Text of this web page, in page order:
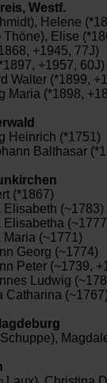
Westf.
Helene
Thöne), Elise
+1945, 77J)
+1957, 60J)
Walter (*1899,
Maria (*1898,
Heinrich (*1751)
Balthasar
(*1867)
Elisabeth (~1783)
Elisabetha
Maria (~1771)
Georg (~1774)
Peter (~1739,
Ludwig
Catharina (~1767)